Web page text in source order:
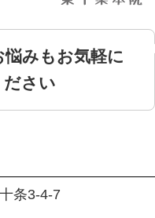
悩みもお気軽に
ださい
条3-4-7